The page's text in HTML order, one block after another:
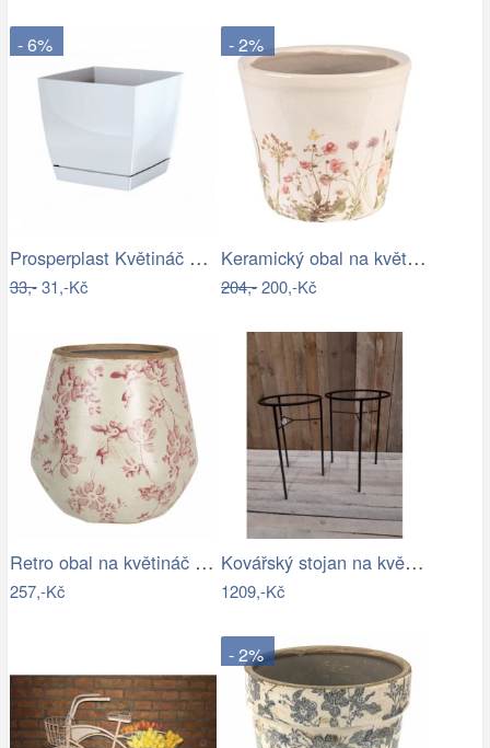
- 6%
Prosperplast Květináč Coubi Square s…
33,-31,-Kč
- 2%
Keramický obal na květináč s lučními…
204,-200,-Kč
Retro obal na květináč s růžovými květy…
257,-Kč
Kovářský stojan na květináč
1209,-Kč
- 2%